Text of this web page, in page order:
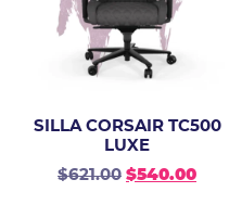
SILLA CORSAIR TC500
LUXE
$621.00 $540.00